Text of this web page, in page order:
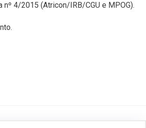
nº 4/2015 (Atricon/IRB/CGU e MPOG).